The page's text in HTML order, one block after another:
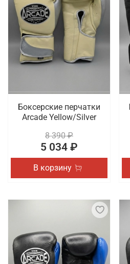
Боксерские перчатки
Arcade Yellow/Silver
8 390 ₽
5 034 ₽
В корзину